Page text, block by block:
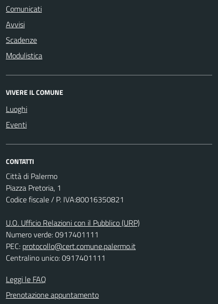
Comunicati
Avvisi
Scadenze
Modulistica
VIVERE IL COMUNE
Luoghi
Eventi
CONTATTI
Città di Palermo
Piazza Pretoria, 1
Codice fiscale / P. IVA:80016350821
U.O. Ufficio Relazioni con il Pubblico (URP)
Numero verde: 0917401111
PEC: protocollo@cert.comune.palermo.it
Centralino unico: 0917401111
Leggi le FAQ
Prenotazione appuntamento